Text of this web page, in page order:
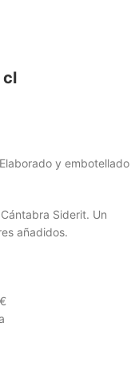
cl
y embotellado
Siderit. Un
añadidos.